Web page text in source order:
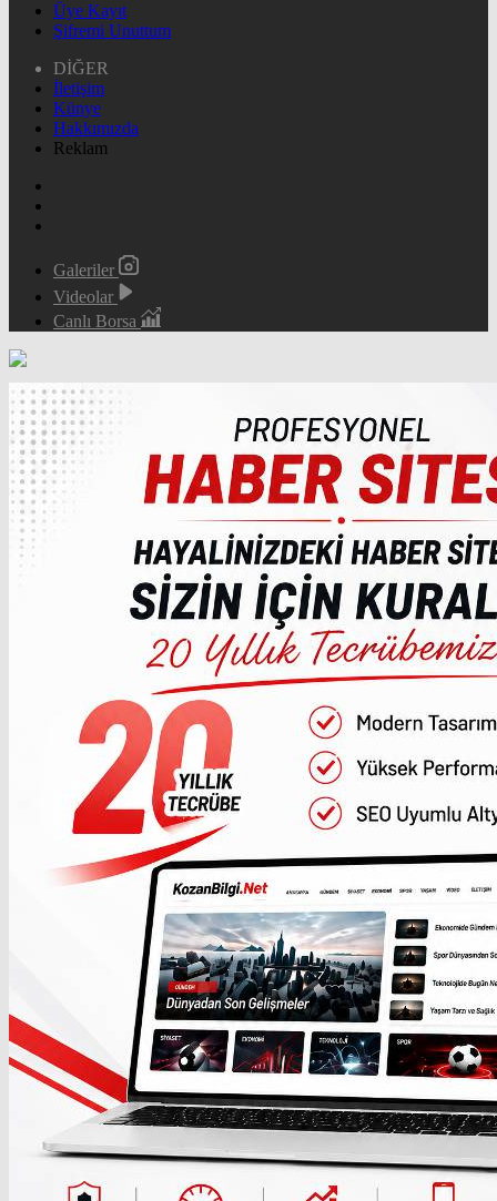
Üye Kayıt
Şifremi Unuttum
DİĞER
İletişim
Künye
Hakkımızda
Reklam
Galeriler
Videolar
Canlı Borsa